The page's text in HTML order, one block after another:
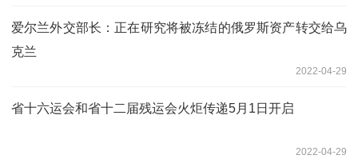
爱尔兰外交部长：正在研究将被冻结的俄罗斯资产转交给乌
克兰
2022-04-29
省十六运会和省十二届残运会火炬传递5月1日开启
2022-04-29